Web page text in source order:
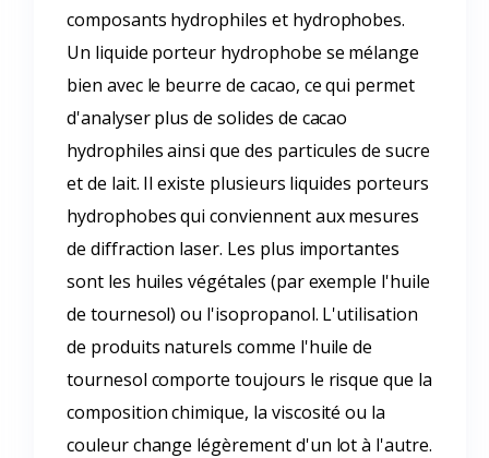
composants hydrophiles et hydrophobes.
Un liquide porteur hydrophobe se mélange
bien avec le beurre de cacao, ce qui permet
d'analyser plus de solides de cacao
hydrophiles ainsi que des particules de sucre
et de lait. Il existe plusieurs liquides porteurs
hydrophobes qui conviennent aux mesures
de diffraction laser. Les plus importantes
sont les huiles végétales (par exemple l'huile
de tournesol) ou l'isopropanol. L'utilisation
de produits naturels comme l'huile de
tournesol comporte toujours le risque que la
composition chimique, la viscosité ou la
couleur change légèrement d'un lot à l'autre.